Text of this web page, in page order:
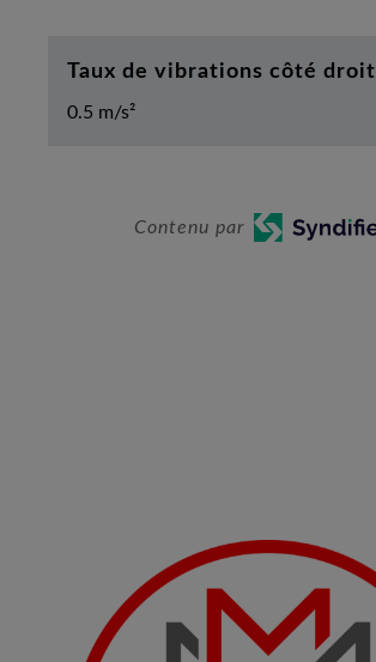
Taux de vibrations côté droit
0.5 m/s²
Contenu par